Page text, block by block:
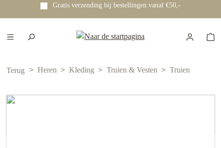
hoofdinhoud
Gratis verzending bij bestellingen vanaf €50,-
Terug Heren Kleding Truien & Vesten Truien